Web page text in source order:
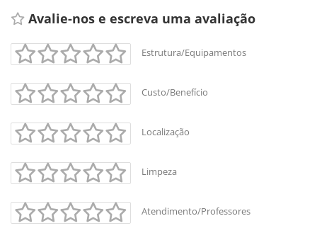
Avalie-nos e escreva uma avaliação
Estrutura/Equipamentos
Custo/Benefício
Localização
Limpeza
Atendimento/Professores